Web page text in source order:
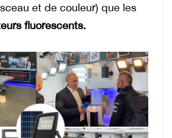
et de couleur) que les
fluorescents.